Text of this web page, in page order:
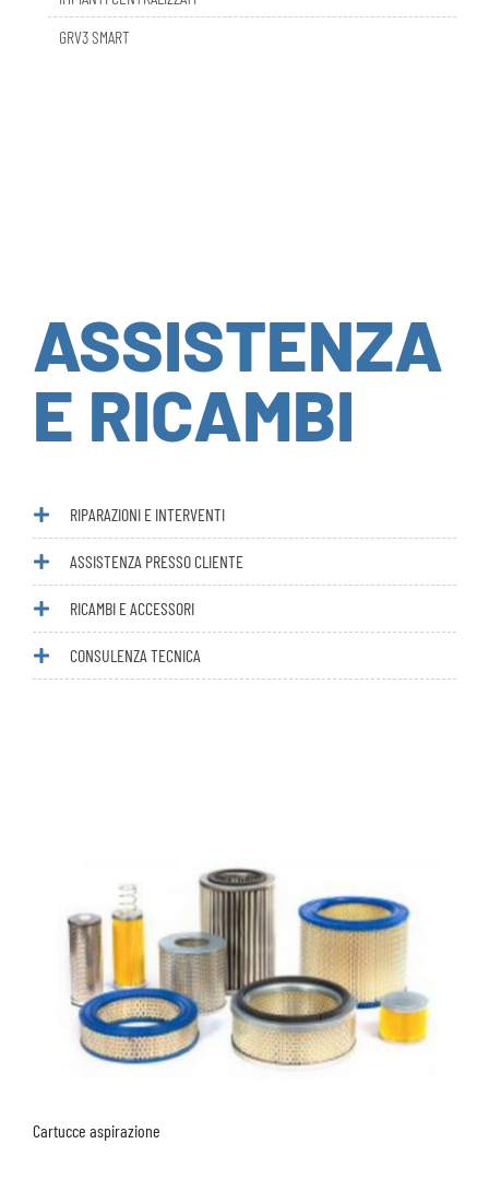
GRV3 SMART
ASSISTENZA
E RICAMBI
ASSISTENZA PRESSO CLIENTE
RICAMBI E ACCESSORI
CONSULENZA TECNICA